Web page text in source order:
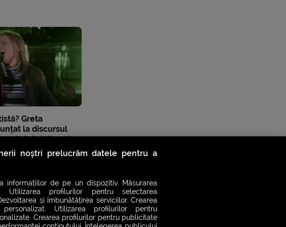
Greta
la discursul
cântat și dansat
Livenoștri prelucrăm datele pentru a
informațiilor de pe un dispozitiv. Măsurarea
Utilizarea profilurilor pentru selectarea
și îmbunătățirea serviciilor. Crearea
Utilizarea profilurilor pentru
Crearea profilurilor pentru publicitate